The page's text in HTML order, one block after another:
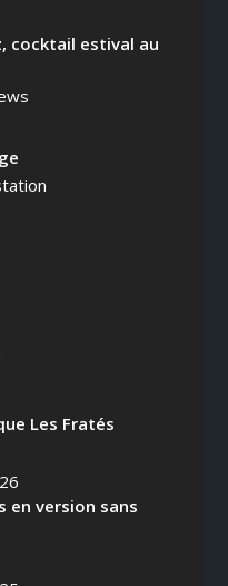
cocktail estival au
Les Fratés
en version sans